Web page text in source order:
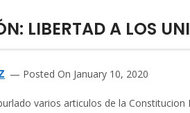
LIBERTAD A LOS
Posted On January 10, 2020
varios articulos de la